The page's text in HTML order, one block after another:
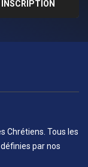
Chrétiens. Tous les
par nos